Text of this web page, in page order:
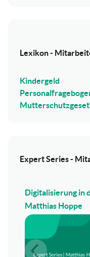
Lexikon -
Kindergeld
Expert Series -
Digitalisierung in
Matthias Hoppe